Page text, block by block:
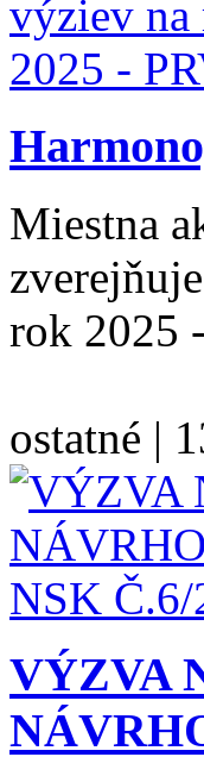
Miestna
rok 2025
ostatné |
VÝZVA